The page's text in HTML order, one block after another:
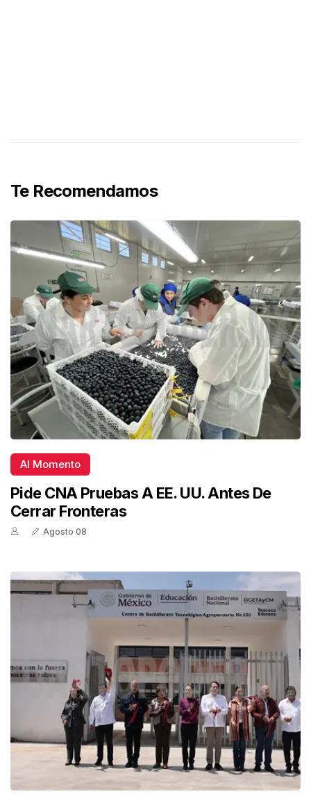
Te Recomendamos
Al Momento
Pide CNA Pruebas A EE. UU. Antes De
Cerrar Fronteras
Agosto 08